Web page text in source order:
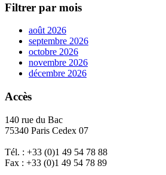
Filtrer par mois
août 2026
septembre 2026
octobre 2026
novembre 2026
décembre 2026
Accès
140 rue du Bac
75340 Paris Cedex 07
Tél. : +33 (0)1 49 54 78 88
Fax : +33 (0)1 49 54 78 89